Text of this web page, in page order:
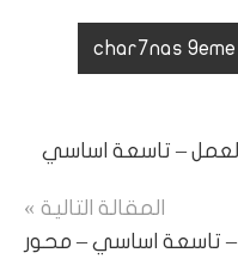
– تاسعة اساسي
المقالة التالية
تاسعة اساسي – محور